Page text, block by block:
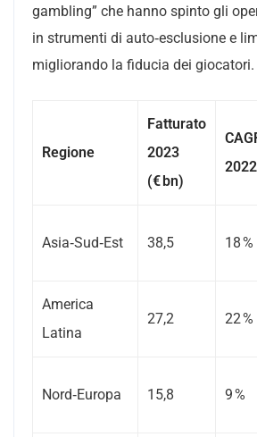
gambling” che hanno spinto gli
in strumenti di auto‑esclusione e
migliorando la fiducia dei giocatori.
Regione
Fatturato
2023
(€ bn)
Asia‑Sud‑Est 38,5 18 %
America
Latina
27,2 22 %
Nord‑Europa 15,8 9 %